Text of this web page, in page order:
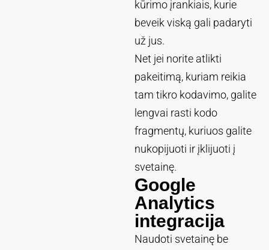
kūrimo įrankiais, kurie
beveik viską gali padaryti
už jus.
Net jei norite atlikti
pakeitimą, kuriam reikia
tam tikro kodavimo, galite
lengvai rasti kodo
fragmentų, kuriuos galite
nukopijuoti ir įklijuoti į
svetainę.
Google
Analytics
integracija
Naudoti svetainę be